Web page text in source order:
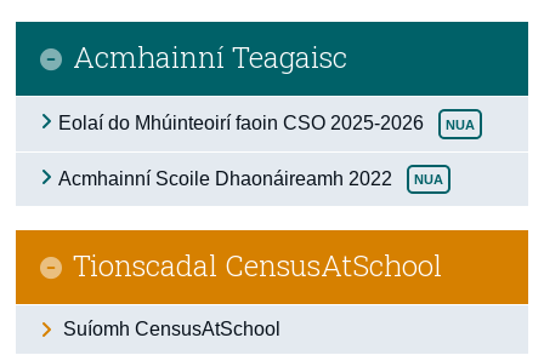
Acmhainní Teagaisc
Eolaí do Mhúinteoirí faoin CSO 2025-2026 NUA
Acmhainní Scoile Dhaonáireamh 2022 NUA
Tionscadal CensusAtSchool
Suíomh CensusAtSchool